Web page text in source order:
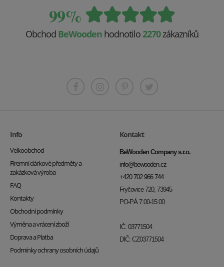
99%
Obchod BeWooden hodnotilo 2270zákazníků
Info
Velkoobchod
Firemní dárkové předměty a
zakázková výroba
FAQ
Kontakty
Obchodní podmínky
Výměna a vrácení zboží
Doprava a Platba
Podmínky ochrany osobních údajů
Kontakt
BeWooden Company s.r.o.
info@bewooden.cz
+420 702 966 744
Fryčovice 720, 73945
PO-PÁ 7:00-15:00
IČ: 03771504
DIČ: CZ03771504